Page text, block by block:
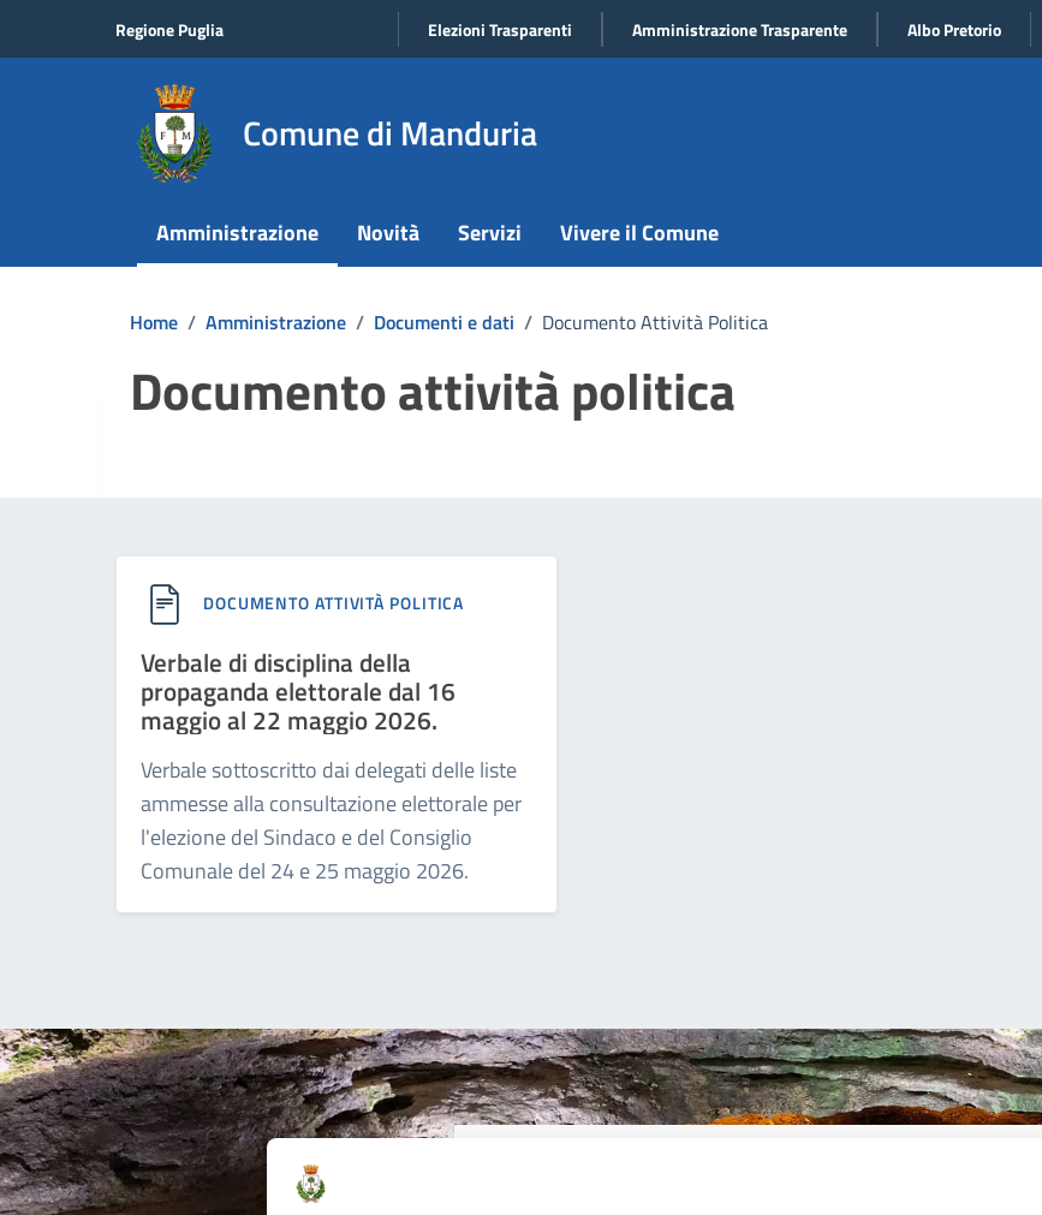
Regione Puglia Elezioni Trasparenti Amministrazione Trasparente Albo Pretorio
Comune di Manduria
Amministrazione Novità Servizi Vivere il Comune
Home / Amministrazione / Documenti e dati / Documento Attività Politica
Documento attività politica
DOCUMENTO ATTIVITÀ POLITICA
Verbale di disciplina della
propaganda elettorale dal 16
maggio al 22 maggio 2026.
Verbale sottoscritto dai delegati delle liste
ammesse alla consultazione elettorale per
l'elezione del Sindaco e del Consiglio
Comunale del 24 e 25 maggio 2026.